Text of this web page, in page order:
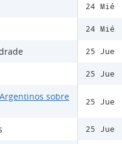
sobre
24 Mié
24 Mié
25 Jue
25 Jue
25 Jue
25 Jue